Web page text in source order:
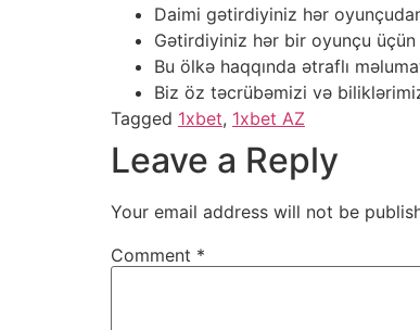
Daimi gətirdiyiniz hər
Gətirdiyiniz hər bir oyunçu
Bu ölkə haqqında ətraflı
Biz öz təcrübəmizi və
Tagged 1xbet, 1xbet AZ
Leave a Reply
Your email address will not be
Comment *